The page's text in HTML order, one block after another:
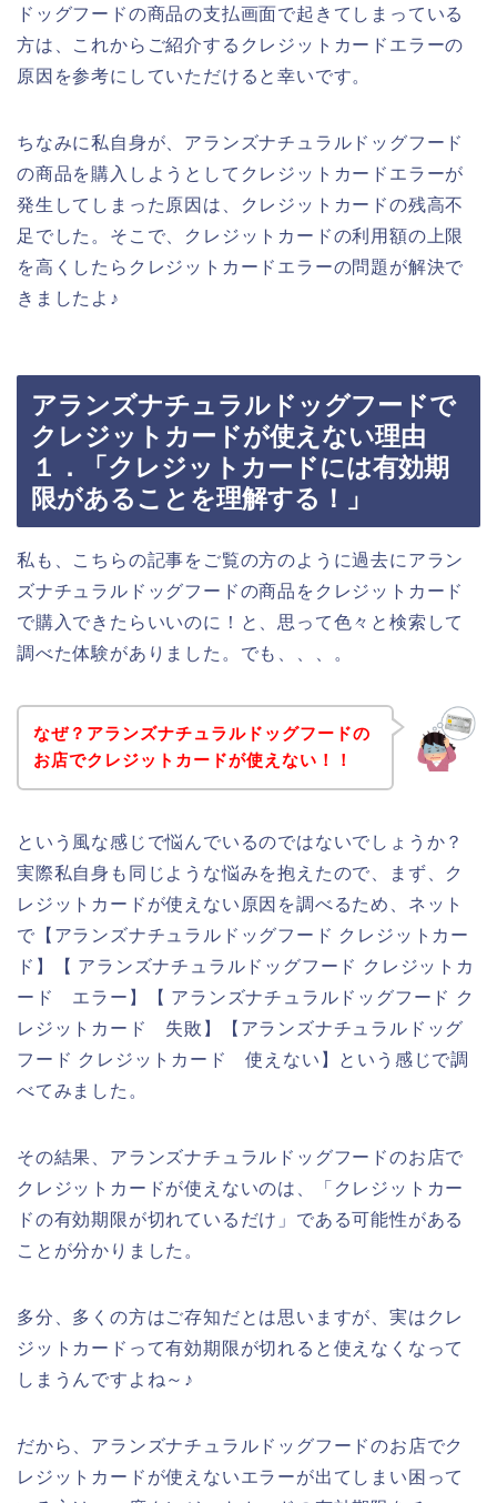
ドッグフードの商品の支払画面で起きてしまっている
方は、これからご紹介するクレジットカードエラーの
原因を参考にしていただけると幸いです。
ちなみに私自身が、アランズナチュラルドッグフード
の商品を購入しようとしてクレジットカードエラーが
発生してしまった原因は、クレジットカードの残高不
足でした。そこで、クレジットカードの利用額の上限
を高くしたらクレジットカードエラーの問題が解決で
きましたよ♪
アランズナチュラルドッグフードで
クレジットカードが使えない理由
１．「クレジットカードには有効期
限があることを理解する！」
私も、こちらの記事をご覧の方のように過去にアラン
ズナチュラルドッグフードの商品をクレジットカード
で購入できたらいいのに！と、思って色々と検索して
調べた体験がありました。でも、、、。
なぜ？アランズナチュラルドッグフードの
お店でクレジットカードが使えない！！
という風な感じで悩んでいるのではないでしょうか？
実際私自身も同じような悩みを抱えたので、まず、ク
レジットカードが使えない原因を調べるため、ネット
で【アランズナチュラルドッグフード クレジットカー
ド】【 アランズナチュラルドッグフード クレジットカ
ード エラー】【 アランズナチュラルドッグフード ク
レジットカード 失敗】【アランズナチュラルドッグ
フード クレジットカード 使えない】という感じで調
べてみました。
その結果、アランズナチュラルドッグフードのお店で
クレジットカードが使えないのは、「クレジットカー
ドの有効期限が切れているだけ」である可能性がある
ことが分かりました。
多分、多くの方はご存知だとは思いますが、実はクレ
ジットカードって有効期限が切れると使えなくなって
しまうんですよね～♪
だから、アランズナチュラルドッグフードのお店でク
レジットカードが使えないエラーが出てしまい困って